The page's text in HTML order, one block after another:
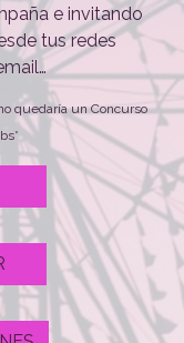
e invitando
tus redes
quedaría un Concurso